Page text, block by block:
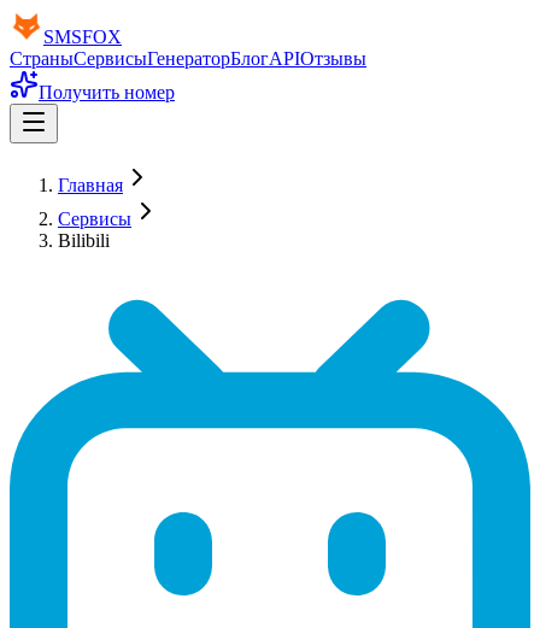
SMSFOX
СтраныСервисыГенераторБлогAPIОтзывы
Получить номер
Главная
Сервисы
Bilibili